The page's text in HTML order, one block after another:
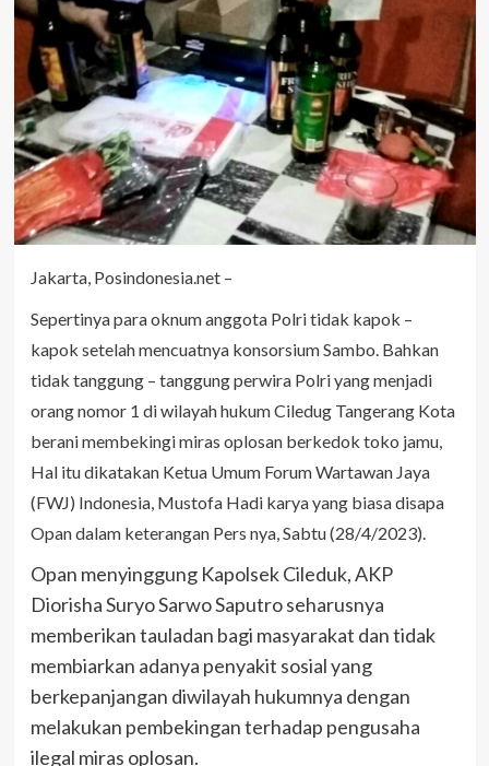
Jakarta, Posindonesia.net –
Sepertinya para oknum anggota Polri tidak kapok –
kapok setelah mencuatnya konsorsium Sambo. Bahkan
tidak tanggung – tanggung perwira Polri yang menjadi
orang nomor 1 di wilayah hukum Ciledug Tangerang Kota
berani membekingi miras oplosan berkedok toko jamu,
Hal itu dikatakan Ketua Umum Forum Wartawan Jaya
(FWJ) Indonesia, Mustofa Hadi karya yang biasa disapa
Opan dalam keterangan Pers nya, Sabtu (28/4/2023).
Opan menyinggung Kapolsek Cileduk, AKP
Diorisha Suryo Sarwo Saputro seharusnya
memberikan tauladan bagi masyarakat dan tidak
membiarkan adanya penyakit sosial yang
berkepanjangan diwilayah hukumnya dengan
melakukan pembekingan terhadap pengusaha
ilegal miras oplosan.